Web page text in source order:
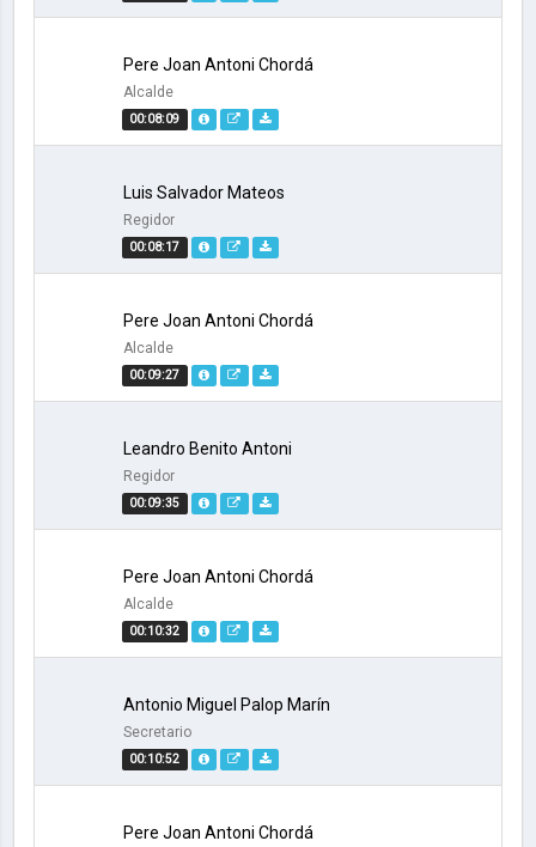
00:08:09
Pere Joan Antoni Chordá
Alcalde
00:08:17
Luis Salvador Mateos
Regidor
00:09:27
Pere Joan Antoni Chordá
Alcalde
00:09:35
Leandro Benito Antoni
Regidor
00:10:32
Pere Joan Antoni Chordá
Alcalde
00:10:52
Antonio Miguel Palop Marín
Secretario
Pere Joan Antoni Chordá